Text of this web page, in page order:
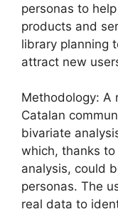
personas to
products and
library planning
attract new
Methodology: A
Catalan
bivariate
which, thanks
analysis, could
personas. The
real data to